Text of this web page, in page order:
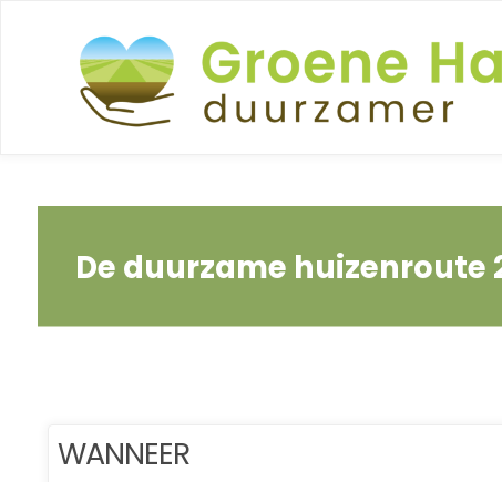
De duurzame huizenroute
WANNEER